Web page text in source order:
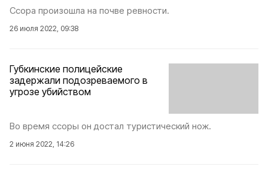
Ссора произошла на почве ревности.
26 июля 2022, 09:38
Губкинские полицейские
задержали подозреваемого в
угрозе убийством
Во время ссоры он достал туристический нож.
2 июня 2022, 14:26